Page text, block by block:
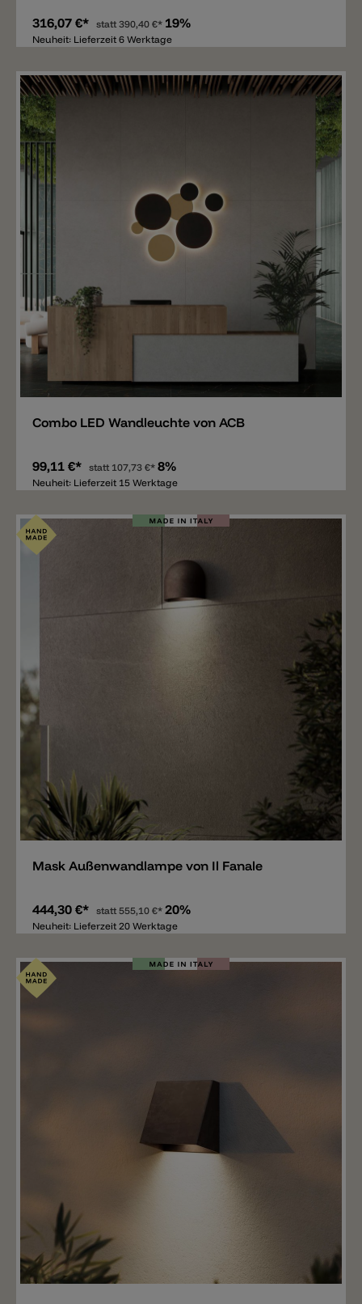
316,07 €* statt390,40 €* 19%
Neuheit: Lieferzeit 6 Werktage
Combo LED Wandleuchte von ACB
99,11 €* statt 107,73 €* 8%
Neuheit: Lieferzeit 15 Werktage
Merken
Mask Außenwandlampe von Il Fanale
444,30 €* statt555,10 €* 20%
Neuheit: Lieferzeit 20 Werktage
Merken